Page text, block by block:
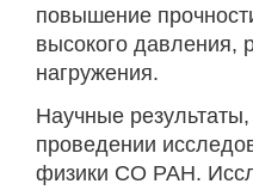
повышение
высокого давления,
нагружения.
Научные
проведении
физики СО РАН.